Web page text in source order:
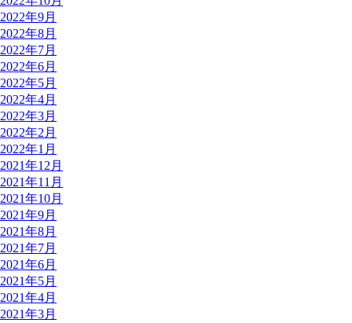
2022年9月
2022年8月
2022年7月
2022年6月
2022年5月
2022年4月
2022年3月
2022年2月
2022年1月
2021年12月
2021年11月
2021年10月
2021年9月
2021年8月
2021年7月
2021年6月
2021年5月
2021年4月
2021年3月